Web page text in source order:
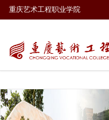
重庆艺术工程职业学院